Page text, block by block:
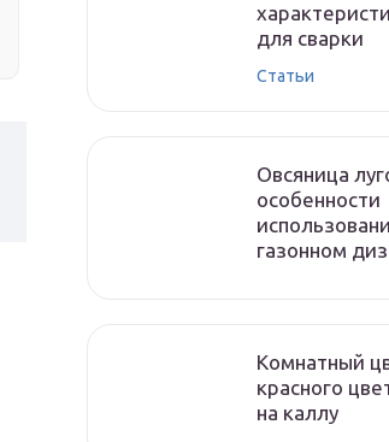
для сварки
Статьи
Овсяница
особенности
газонном
Комнатный
красного
на каллу